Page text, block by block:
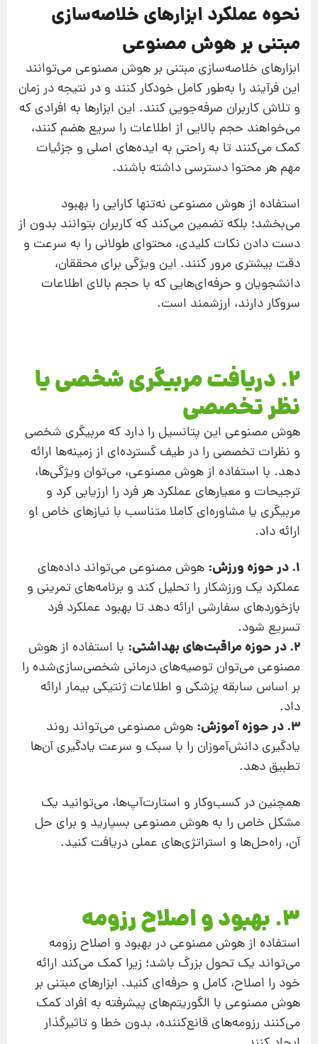
نحوه عملکرد ابزارهای خلاصه‌سازی
مبتنی بر هوش مصنوعی
ابزارهای خلاصه‌سازی مبتنی بر هوش مصنوعی می‌توانند
این فرآیند را به‌طور کامل خودکار کنند و در نتیجه در زمان
و تلاش کاربران صرفه‌جویی کنند. این ابزارها به افرادی که
می‌خواهند حجم بالایی از اطلاعات را سریع هضم کنند،
کمک می‌کنند تا به راحتی به ایده‌های اصلی و جزئیات
مهم هر محتوا دسترسی داشته باشند.
استفاده از هوش مصنوعی نه‌تنها کارایی را بهبود
می‌بخشد؛ بلکه تضمین می‌کند که کاربران بتوانند بدون از
دست دادن نکات کلیدی، محتوای طولانی را به سرعت و
دقت بیشتری مرور کنند. این ویژگی برای محققان،
دانشجویان و حرفه‌ای‌هایی که با حجم بالای اطلاعات
سروکار دارند، ارزشمند است.
2. دریافت مربیگری شخصی یا
نظر تخصصی
هوش مصنوعی این پتانسیل را دارد که مربیگری شخصی
و نظرات تخصصی را در طیف گسترده‌ای از زمینه‌ها ارائه
دهد. با استفاده از هوش مصنوعی، می‌توان ویژگی‌ها،
ترجیحات و معیارهای عملکرد هر فرد را ارزیابی کرد و
مربیگری یا مشاوره‌ای کاملا متناسب با نیازهای خاص او
ارائه داد.
1. در حوزه ورزش:
هوش مصنوعی می‌تواند داده‌های
عملکرد یک ورزشکار را تحلیل کند و برنامه‌های تمرینی و
بازخوردهای سفارشی ارائه دهد تا بهبود عملکرد فرد
تسریع شود.
2. در حوزه مراقبت‌های بهداشتی:
با استفاده از هوش
مصنوعی می‌توان توصیه‌های درمانی شخصی‌سازی‌شده را
بر اساس سابقه پزشکی و اطلاعات ژنتیکی بیمار ارائه
داد.
3. در حوزه آموزش:
هوش مصنوعی می‌تواند روند
یادگیری دانش‌آموزان را با سبک و سرعت یادگیری آن‌ها
تطبیق دهد.
همچنین در کسب‌وکار و استارت‌آپ‌ها، می‌توانید یک
مشکل خاص را به هوش مصنوعی بسپارید و برای حل
آن، راه‌حل‌ها و استراتژی‌های عملی دریافت کنید.
3. بهبود و اصلاح رزومه
استفاده از هوش مصنوعی در بهبود و اصلاح رزومه
می‌تواند یک تحول بزرگ باشد؛ زیرا کمک می‌کند ارائه
خود را اصلاح، کامل و حرفه‌ای کنید. ابزارهای مبتنی بر
هوش مصنوعی با الگوریتم‌های پیشرفته به افراد کمک
می‌کنند رزومه‌های قانع‌کننده، بدون خطا و تاثیرگذار